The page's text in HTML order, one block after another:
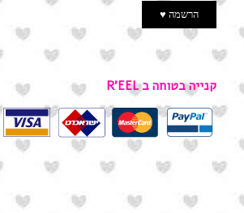
קנייה בטוחה ב R’EEL